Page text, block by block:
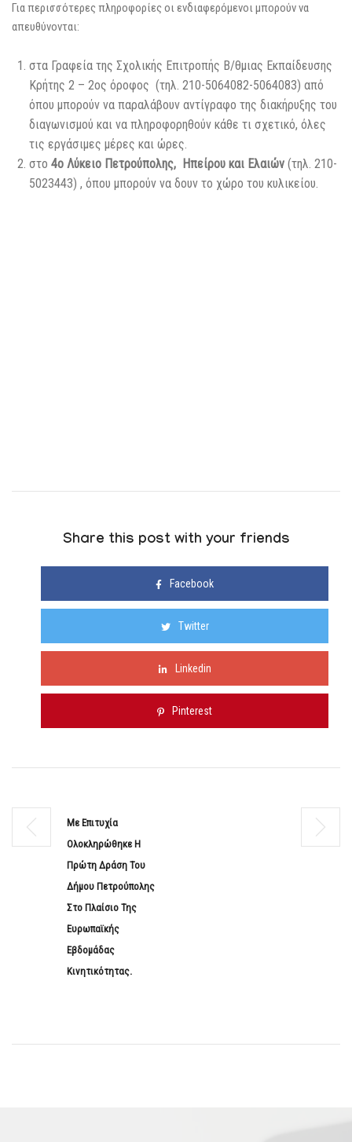
Για περισσότερες πληροφορίες οι ενδιαφερόμενοι μπορούν να
απευθύνονται:
στα Γραφεία της Σχολικής Επιτροπής Β/θμιας Εκπαίδευσης
Κρήτης 2 – 2ος όροφος (τηλ. 210-5064082-5064083) από
όπου μπορούν να παραλάβουν αντίγραφο της διακήρυξης του
διαγωνισμού και να πληροφορηθούν κάθε τι σχετικό, όλες
τις εργάσιμες μέρες και ώρες.
στο 4ο Λύκειο Πετρούπολης, Ηπείρου και Ελαιών (τηλ. 210-
5023443) , όπου μπορούν να δουν το χώρο του κυλικείου.
Share this post with your friends
Facebook
Twitter
Linkedin
Pinterest
Με Επιτυχία
Ολοκληρώθηκε Η
Πρώτη Δράση Του
Δήμου Πετρούπολης
Στο Πλαίσιο Της
Ευρωπαϊκής
Εβδομάδας
Κινητικότητας.